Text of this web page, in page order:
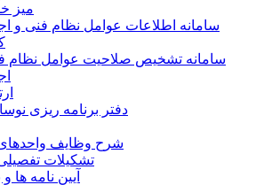
میز
سامانه اطلاعات عوامل نظام فنی و
سامانه تشخیص صلاحیت عوامل نظام
دفتر برنامه ريزی
شرح وظایف واحدهای
تشکیلات
آیین نامه ها